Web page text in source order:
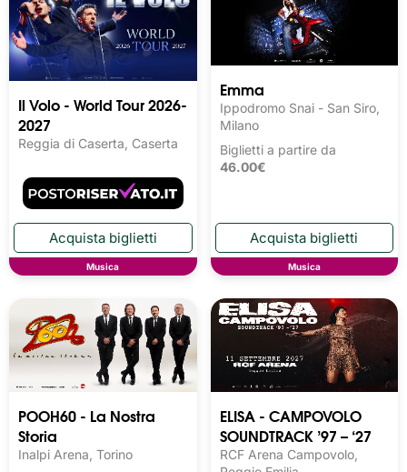
Il Volo - World Tour 2026-
2027
Reggia di Caserta, Caserta
Musica
Emma
Ippodromo Snai - San Siro,
Milano
Biglietti a partire da
46.00€
Musica
POOH60 - La Nostra
Storia
Inalpi Arena, Torino
ELISA - CAMPOVOLO
SOUNDTRACK ’97 – ‘27
RCF Arena Campovolo,